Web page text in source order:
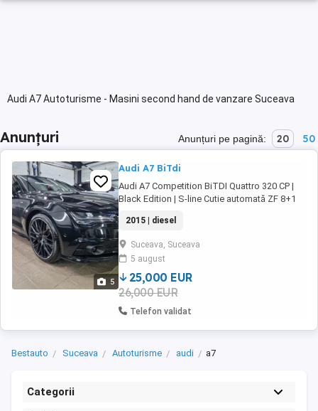
Audi A7 Autoturisme - Masini second hand de vanzare Suceava
Anunțuri Anunțuri pe pagină: 20 50
5
Audi A7 BiTdi
Audi A7 Competition BiTDI Quattro 320 CP |
Black Edition | S-line Cutie automată ZF 8+1
km REALI istoric AUDI online (ofer serie șasiu)
Înmatriculată nov. 2024 Dotări de top: Bang &
Olufsen Suspensie AER (Efficiency Comfort ...
2015 | diesel
Suceava, Suceava
5 august
25,000 EUR
26,000 EUR
Telefon validat
Bestauto Suceava Autoturisme audi a7
Categorii